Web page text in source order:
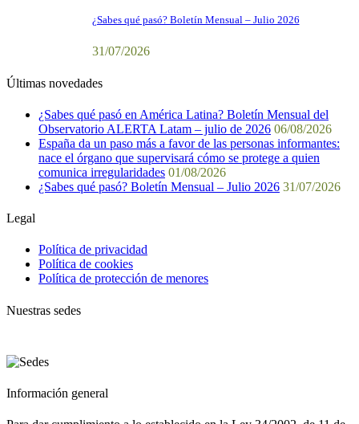
¿Sabes qué pasó? Boletín Mensual – Julio 2026
31/07/2026
Últimas novedades
¿Sabes qué pasó en América Latina? Boletín Mensual del
Observatorio ALERTA Latam – julio de 2026 06/08/2026
España da un paso más a favor de las personas informantes:
nace el órgano que supervisará cómo se protege a quien
comunica irregularidades 01/08/2026
¿Sabes qué pasó? Boletín Mensual – Julio 2026 31/07/2026
Legal
Política de privacidad
Política de cookies
Política de protección de menores
Nuestras sedes
Información general